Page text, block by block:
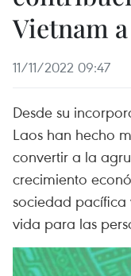
Vietnam
11/11/2022 09:47
Desde su
Laos han hecho
convertir a la
crecimiento
sociedad pacífica
vida para las